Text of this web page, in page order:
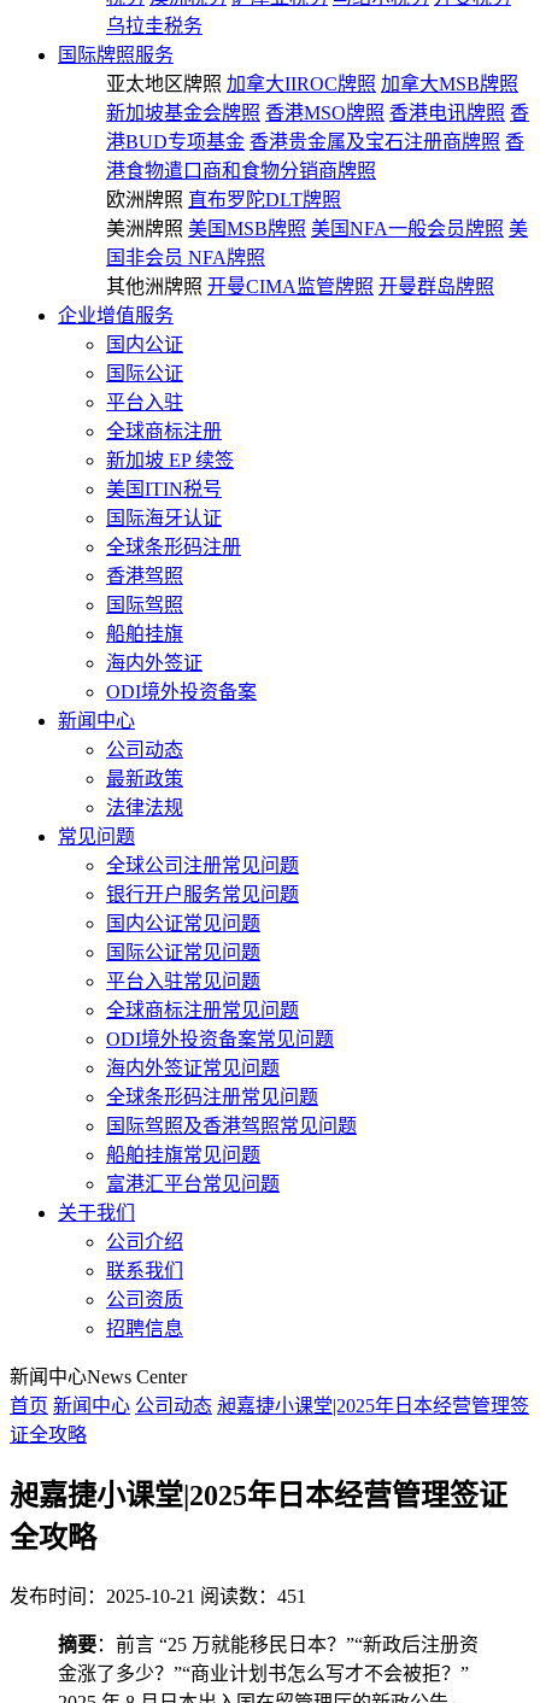
乌拉圭税务
国际牌照服务
亚太地区牌照 加拿大IIROC牌照 加拿大MSB牌照
新加坡基金会牌照 香港MSO牌照 香港电讯牌照 香
港BUD专项基金 香港贵金属及宝石注册商牌照 香
港食物遣口商和食物分销商牌照
欧洲牌照 直布罗陀DLT牌照
美洲牌照 美国MSB牌照 美国NFA一般会员牌照 美
国非会员 NFA牌照
其他洲牌照 开曼CIMA监管牌照 开曼群岛牌照
企业增值服务
国内公证
国际公证
平台入驻
全球商标注册
新加坡 EP 续签
美国ITIN税号
国际海牙认证
全球条形码注册
香港驾照
国际驾照
船舶挂旗
海内外签证
ODI境外投资备案
新闻中心
公司动态
最新政策
法律法规
常见问题
全球公司注册常见问题
银行开户服务常见问题
国内公证常见问题
国际公证常见问题
平台入驻常见问题
全球商标注册常见问题
ODI境外投资备案常见问题
海内外签证常见问题
全球条形码注册常见问题
国际驾照及香港驾照常见问题
船舶挂旗常见问题
富港汇平台常见问题
关于我们
公司介绍
联系我们
公司资质
招聘信息
新闻中心News Center
首页 新闻中心 公司动态 昶嘉捷小课堂|2025年日本经营管理签
证全攻略
昶嘉捷小课堂|2025年日本经营管理签证
全攻略
发布时间：2025-10-21 阅读数：451
摘要：前言 “25 万就能移民日本？”“新政后注册资
金涨了多少？”“商业计划书怎么写才不会被拒？”